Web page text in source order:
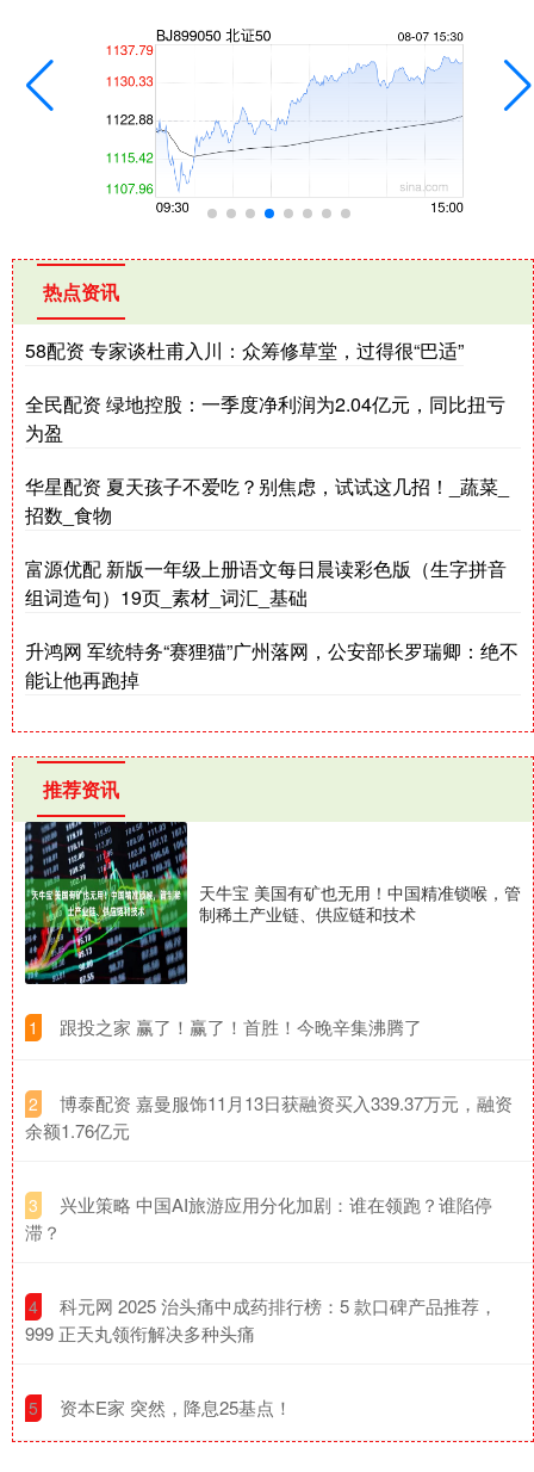
热点资讯
58配资 专家谈杜甫入川：众筹修草堂，过得很“巴适”
全民配资 绿地控股：一季度净利润为2.04亿元，同比扭亏
为盈
华星配资 夏天孩子不爱吃？别焦虑，试试这几招！_蔬菜_
招数_食物
富源优配 新版一年级上册语文每日晨读彩色版（生字拼音
组词造句）19页_素材_词汇_基础
升鸿网 军统特务“赛狸猫”广州落网，公安部长罗瑞卿：绝不
能让他再跑掉
推荐资讯
天牛宝 美国有矿也无用！中国精准锁喉，管
制稀土产业链、供应链和技术
1 ​跟投之家 赢了！赢了！首胜！今晚辛集沸腾了
2
​博泰配资 嘉曼服饰11月13日获融资买入339.37万元，融资
余额1.76亿元
3
​兴业策略 中国AI旅游应用分化加剧：谁在领跑？谁陷停
滞？
4
​科元网 2025 治头痛中成药排行榜：5 款口碑产品推荐，
999 正天丸领衔解决多种头痛
5 ​资本E家 突然，降息25基点！